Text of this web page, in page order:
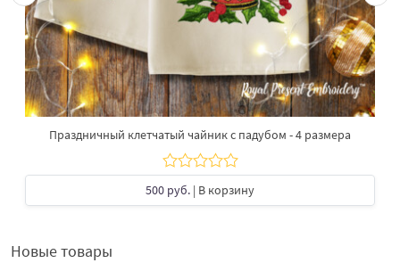
Праздничный клетчатый чайник с падубом - 4 размера
500 руб. | В корзину
Новые товары